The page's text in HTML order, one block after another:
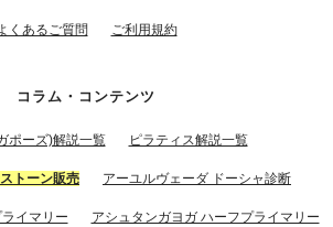
くあるご質問 ご利用規約
コラム・コンテンツ
ポーズ)解説一覧 ピラティス解説一覧
トーン販売 アーユルヴェーダ ドーシャ診断
イマリー アシュタンガヨガ ハーフプライマリー